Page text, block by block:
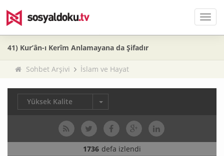
Menü
41) Kur’ân-ı Kerîm Anlamayana da Şifadır
Sohbet Arşivi İslam ve Hayat
Yüksek Kalite
1736 defa izlendi